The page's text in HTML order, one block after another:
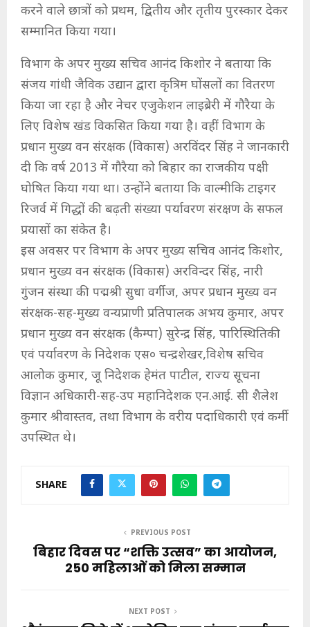
करने वाले छात्रों को प्रथम, द्वितीय और तृतीय पुरस्कार देकर
सम्मानित किया गया।
विभाग के अपर मुख्य सचिव आनंद किशोर ने बताया कि
संजय गांधी जैविक उद्यान द्वारा कृत्रिम घोंसलों का वितरण
किया जा रहा है और नेचर एजुकेशन लाइब्रेरी में गौरैया के
लिए विशेष खंड विकसित किया गया है। वहीं विभाग के
प्रधान मुख्य वन संरक्षक (विकास) अरविंदर सिंह ने जानकारी
दी कि वर्ष 2013 में गौरैया को बिहार का राजकीय पक्षी
घोषित किया गया था। उन्होंने बताया कि वाल्मीकि टाइगर
रिजर्व में गिद्धों की बढ़ती संख्या पर्यावरण संरक्षण के सफल
प्रयासों का संकेत है।
इस अवसर पर विभाग के अपर मुख्य सचिव आनंद किशोर,
प्रधान मुख्य वन संरक्षक (विकास) अरविन्दर सिंह, नारी
गुंजन संस्था की पद्मश्री सुधा वर्गीज, अपर प्रधान मुख्य वन
संरक्षक-सह-मुख्य वन्यप्राणी प्रतिपालक अभय कुमार, अपर
प्रधान मुख्य वन संरक्षक (कैम्पा) सुरेन्द्र सिंह, पारिस्थितिकी
एवं पर्यावरण के निदेशक एस० चन्द्रशेखर,विशेष सचिव
आलोक कुमार, जू निदेशक हेमंत पाटील, राज्य सूचना
विज्ञान अधिकारी-सह-उप महानिदेशक एन.आई. सी शैलेश
कुमार श्रीवास्तव, तथा विभाग के वरीय पदाधिकारी एवं कर्मी
उपस्थित थे।
SHARE
PREVIOUS POST
बिहार दिवस पर “शक्ति उत्सव” का आयोजन,
250 महिलाओं को मिला सम्मान
NEXT POST